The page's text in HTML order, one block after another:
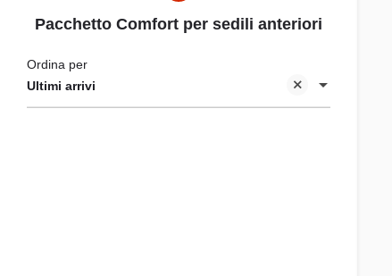
Pacchetto Comfort per sedili anteriori
Ultimi arrivi
Ordina per